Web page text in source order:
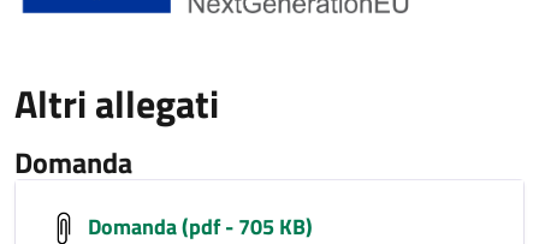
Altri allegati
Domanda
Domanda (pdf - 705 KB)